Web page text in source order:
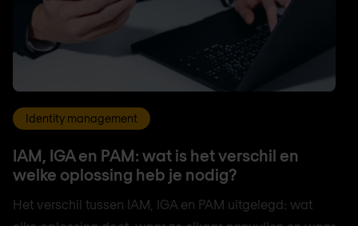
Identity management
IAM, IGA en PAM: wat is het verschil en
welke oplossing heb je nodig?
Het verschil tussen IAM, IGA en PAM uitgelegd: wat